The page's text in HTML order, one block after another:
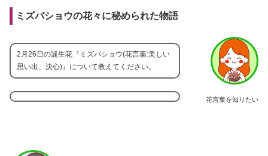
ミズバショウの花々に秘められた物語
花言葉を知りたい
2月26日の誕生花『ミズバショウ(花言葉:美しい
思い出、決心)』について教えてください。